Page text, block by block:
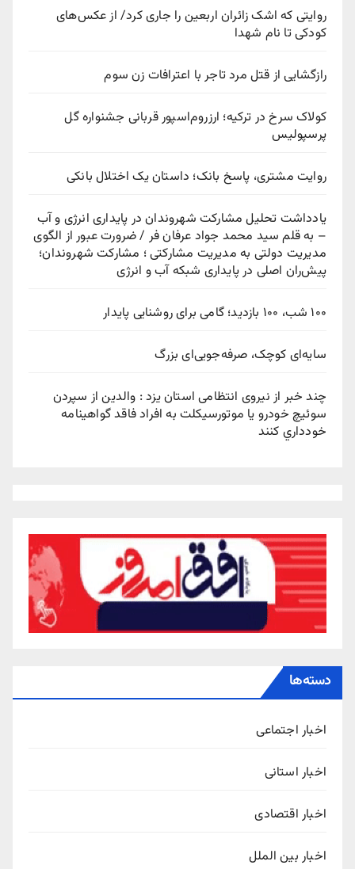
روایتی که اشک زائران اربعین را جاری کرد/ از عکس‌های
کودکی تا نام شهدا
رازگشایی از قتل مرد تاجر با اعترافات زن سوم
کولاک سرخ در ترکیه؛ ارزروم‌اسپور قربانی جشنواره گل
پرسپولیس
روایت مشتری، پاسخ بانک؛ داستان یک اختلال بانکی
یادداشت تحلیل مشارکت شهروندان در پایداری انرژی و آب
– به قلم سید محمد جواد عرفان فر / ضرورت عبور از الگوی
مدیریت دولتی به مدیریت مشارکتی ؛ مشارکت شهروندان؛
پیش‌ران اصلی در پایداری شبکه آب و انرژی
۱۰۰ شب، ۱۰۰ بازدید؛ گامی برای روشنایی پایدار
سایه‌ای کوچک، صرفه‌جویی‌ای بزرگ
چند خبر از نیروی انتظامی استان یزد : والدين از سپردن
سوئيچ خودرو يا موتورسيکلت به افراد فاقد گواهينامه
خودداري کنند
دسته‌ها
اخبار اجتماعی
اخبار استانی
اخبار اقتصادی
اخبار بین الملل